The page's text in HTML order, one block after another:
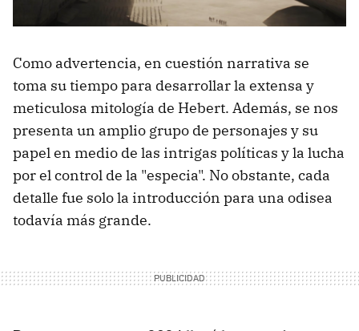
Como advertencia, en cuestión narrativa se
toma su tiempo para desarrollar la extensa y
meticulosa mitología de Hebert. Además, se nos
presenta un amplio grupo de personajes y su
papel en medio de las intrigas políticas y la lucha
por el control de la "especia". No obstante, cada
detalle fue solo la introducción para una odisea
todavía más grande.